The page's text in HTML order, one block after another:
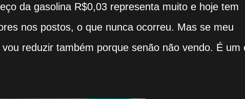
da gasolina R$0,03 representa muito e hoje tem
nos postos, o que nunca ocorreu. Mas se meu
reduzir também porque senão não vendo. É um